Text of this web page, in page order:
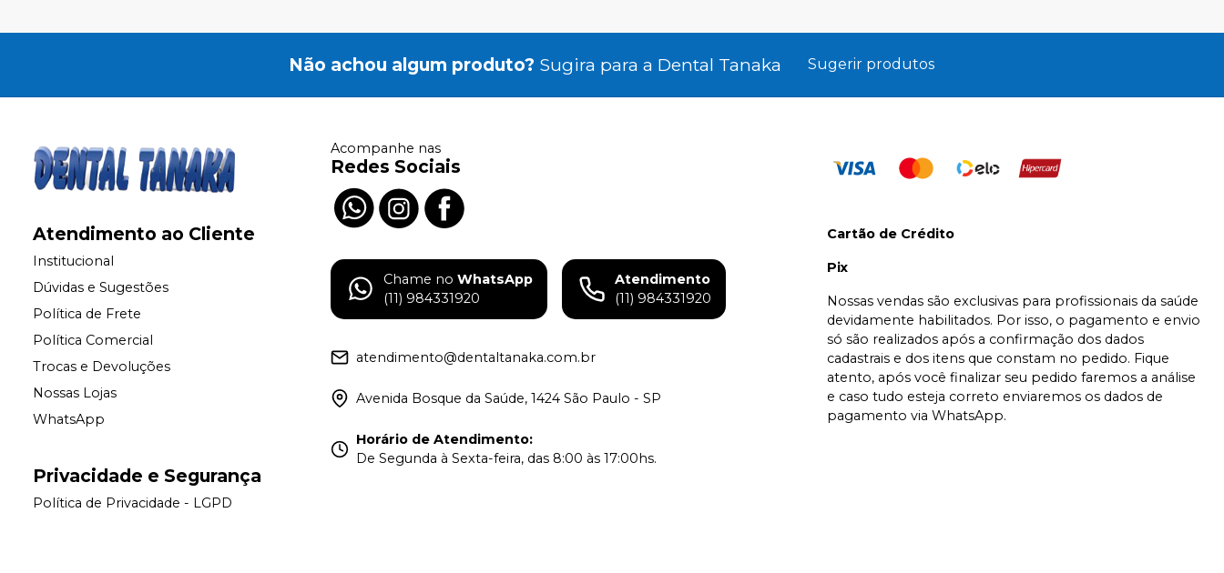
Não achou algum produto? Sugira para a Dental Tanaka Sugerir produtos
Atendimento ao Cliente
Institucional
Dúvidas e Sugestões
Política de Frete
Política Comercial
Trocas e Devoluções
Nossas Lojas
WhatsApp
Privacidade e Segurança
Política de Privacidade - LGPD
Acompanhe nas
Redes Sociais
Chame no WhatsApp
(11) 984331920
Atendimento
(11) 984331920
atendimento@dentaltanaka.com.br
Avenida Bosque da Saúde, 1424 São Paulo - SP
Horário de Atendimento:
De Segunda à Sexta-feira, das 8:00 às 17:00hs.
Cartão de Crédito
Pix
Nossas vendas são exclusivas para profissionais da saúde
devidamente habilitados. Por isso, o pagamento e envio
só são realizados após a confirmação dos dados
cadastrais e dos itens que constam no pedido. Fique
atento, após você finalizar seu pedido faremos a análise
e caso tudo esteja correto enviaremos os dados de
pagamento via WhatsApp.